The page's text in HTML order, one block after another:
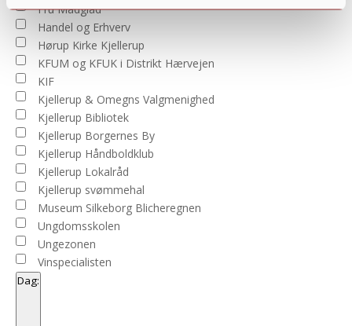
Fru Madglad
Handel og Erhverv
Hørup Kirke Kjellerup
KFUM og KFUK i Distrikt Hærvejen
KIF
Kjellerup & Omegns Valgmenighed
Kjellerup Bibliotek
Kjellerup Borgernes By
Kjellerup Håndboldklub
Kjellerup Lokalråd
Kjellerup svømmehal
Museum Silkeborg Blicheregnen
Ungdomsskolen
Ungezonen
Vinspecialisten
Dag: